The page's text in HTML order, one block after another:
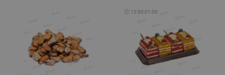
🕘 12:00-21:00